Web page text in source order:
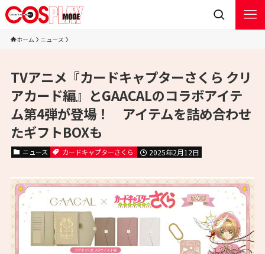
ホーム ニュース
TVアニメ『カードキャプターさくら クリ
アカード編』とGAACALのコラボアイテ
ム第4弾が登場！ アイテムを詰め合わせ
たギフトBOXも
ニュース カードキャプターさくら 2025年2月12日